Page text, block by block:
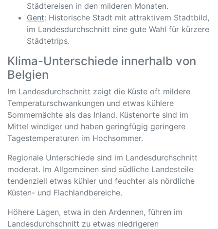
Städtereisen in den milderen Monaten.
Gent: Historische Stadt mit attraktivem Stadtbild,
im Landesdurchschnitt eine gute Wahl für kürzere
Städtetrips.
Klima-Unterschiede innerhalb von
Belgien
Im Landesdurchschnitt zeigt die Küste oft mildere
Temperaturschwankungen und etwas kühlere
Sommernächte als das Inland. Küstenorte sind im
Mittel windiger und haben geringfügig geringere
Tagestemperaturen im Hochsommer.
Regionale Unterschiede sind im Landesdurchschnitt
moderat. Im Allgemeinen sind südliche Landesteile
tendenziell etwas kühler und feuchter als nördliche
Küsten- und Flachlandbereiche.
Höhere Lagen, etwa in den Ardennen, führen im
Landesdurchschnitt zu etwas niedrigeren